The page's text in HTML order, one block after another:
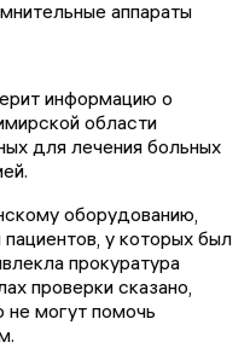
информацию о
области
для лечения больных
оборудованию,
у которых был
прокуратура
проверки сказано,
не могут помочь